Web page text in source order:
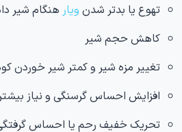
تهوع یا بدتر شدن ویار هنگام شیر
کاهش حجم شیر
تغییر مزه شیر و کمتر شیر خوردن
افزایش احساس گرسنگی و نیاز
تحریک خفیف رحم یا احساس